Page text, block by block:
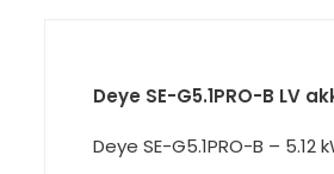
Deye SE-G5.1PRO-B LV
Deye SE-G5.1PRO-B –